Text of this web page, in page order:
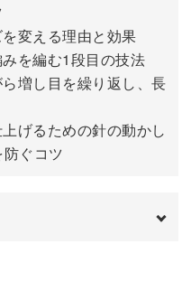
変える理由と効果
を編む1段目の技法
増し目を繰り返し、長
げるための針の動かし
ぐコツ